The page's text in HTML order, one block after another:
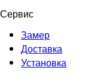
Сервис
Замер
Доставка
Установка